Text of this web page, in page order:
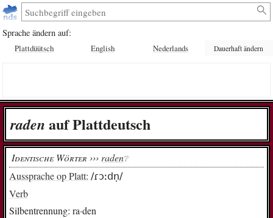
Sprache ändern auf:
Plattdüütsch English Nederlands Dauerhaft ändern
ra­den auf Plattdeutsch
Aussprache op Platt: /ɾɔːdn̩/
Verb
Silbentrennung: ra·den
Identische Wörter ››› raden❔︎